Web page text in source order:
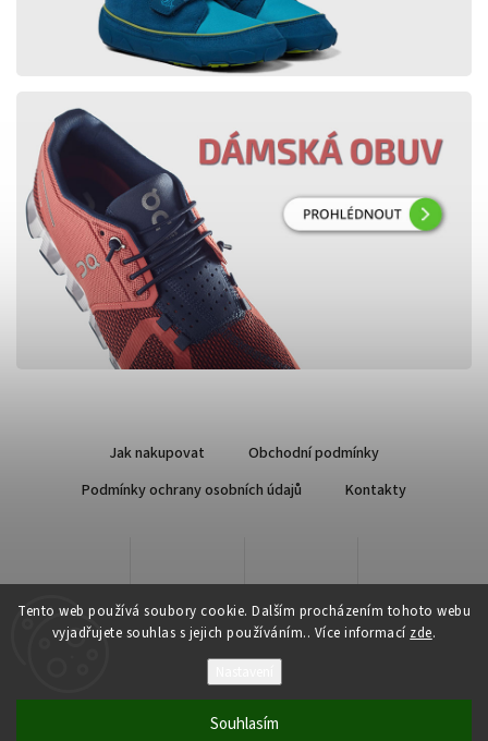
Tento web používá soubory cookie. Dalším procházením tohoto webu
vyjadřujete souhlas s jejich používáním.. Více informací zde.
Souhlasím
Jak nakupovat
Obchodní podmínky
Podmínky ochrany osobních údajů
Kontakty
Qsport.cz. Všechna práva vyhrazena.